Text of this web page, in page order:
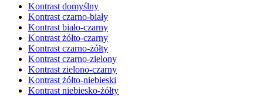
Kontrast domyślny
Kontrast czarno-biały
Kontrast biało-czarny
Kontrast żółto-czarny
Kontrast czarno-żółty
Kontrast czarno-zielony
Kontrast zielono-czarny
Kontrast żółto-niebieski
Kontrast niebiesko-żółty